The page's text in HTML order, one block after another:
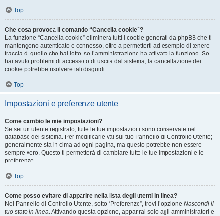
Top
Che cosa provoca il comando “Cancella cookie”?
La funzione “Cancella cookie” eliminerà tutti i cookie generati da phpBB che ti
mantengono autenticato e connesso, oltre a permetterti ad esempio di tenere
traccia di quello che hai letto, se l’amministrazione ha attivato la funzione. Se
hai avuto problemi di accesso o di uscita dal sistema, la cancellazione dei
cookie potrebbe risolvere tali disguidi.
Top
Impostazioni e preferenze utente
Come cambio le mie impostazioni?
Se sei un utente registrato, tutte le tue impostazioni sono conservate nel
database del sistema. Per modificarle vai sul tuo Pannello di Controllo Utente;
generalmente sta in cima ad ogni pagina, ma questo potrebbe non essere
sempre vero. Questo ti permetterà di cambiare tutte le tue impostazioni e le
preferenze.
Top
Come posso evitare di apparire nella lista degli utenti in linea?
Nel Pannello di Controllo Utente, sotto “Preferenze”, trovi l’opzione Nascondi il
tuo stato in linea. Attivando questa opzione, apparirai solo agli amministratori e